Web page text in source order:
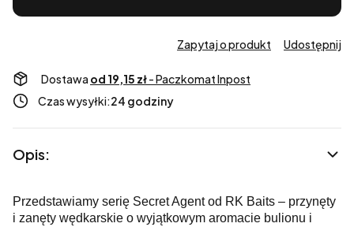
Zapytaj o produkt Udostępnij
Dostawa od 19,15 zł- Paczkomat Inpost
Czas wysyłki:24 godziny
Opis:
Przedstawiamy serię Secret Agent od RK Baits – przynęty
i zanęty wędkarskie o wyjątkowym aromacie bulionu i